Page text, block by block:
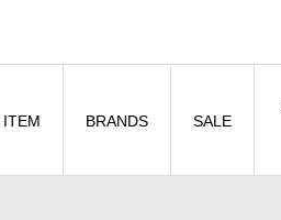
ITEM BRANDS SALE